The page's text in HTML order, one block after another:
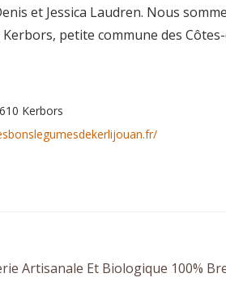
et Jessica Laudren. Nous
petite commune des
Kerbors
Artisanale Et Biologique 100%